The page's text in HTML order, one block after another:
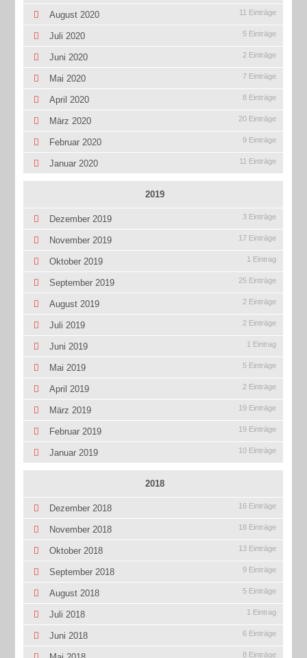
August 2020 11 Einträge
Juli 2020 5 Einträge
Juni 2020 2 Einträge
Mai 2020 7 Einträge
April 2020 8 Einträge
März 2020 20 Einträge
Februar 2020 9 Einträge
Januar 2020 11 Einträge
2019
Dezember 2019 3 Einträge
November 2019 17 Einträge
Oktober 2019 1 Eintrag
September 2019 25 Einträge
August 2019 2 Einträge
Juli 2019 2 Einträge
Juni 2019 1 Eintrag
Mai 2019 5 Einträge
April 2019 2 Einträge
März 2019 19 Einträge
Februar 2019 19 Einträge
Januar 2019 10 Einträge
2018
Dezember 2018 16 Einträge
November 2018 18 Einträge
Oktober 2018 13 Einträge
September 2018 9 Einträge
August 2018 5 Einträge
Juli 2018 1 Eintrag
Juni 2018 6 Einträge
8 Einträge